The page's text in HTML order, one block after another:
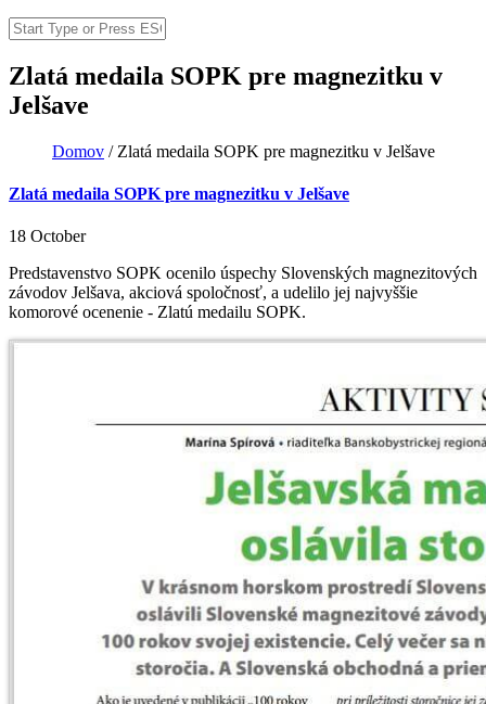
Search
Zlatá medaila SOPK pre magnezitku v
Jelšave
Domov /Zlatá medaila SOPK pre magnezitku v Jelšave
Zlatá medaila SOPK pre magnezitku v Jelšave
18 October
Predstavenstvo SOPK ocenilo úspechy Slovenských magnezitových
závodov Jelšava, akciová spoločnosť, a udelilo jej najvyššie
komorové ocenenie - Zlatú medailu SOPK.